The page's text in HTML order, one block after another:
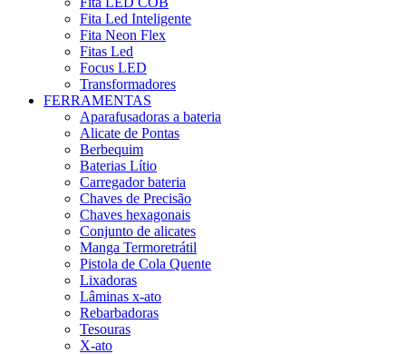
Fita Led Inteligente
Fita Neon Flex
Fitas Led
Focus LED
Transformadores
FERRAMENTAS
Aparafusadoras a bateria
Alicate de Pontas
Berbequim
Baterias Lítio
Carregador bateria
Chaves de Precisão
Chaves hexagonais
Conjunto de alicates
Manga Termoretrátil
Pistola de Cola Quente
Lixadoras
Lâminas x-ato
Rebarbadoras
Tesouras
X-ato